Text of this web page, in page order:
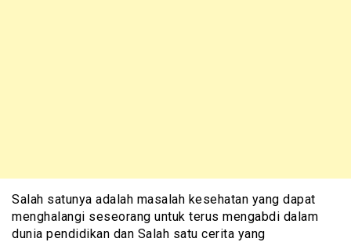
Salah satunya adalah masalah kesehatan yang dapat
menghalangi seseorang untuk terus mengabdi dalam
dunia pendidikan dan Salah satu cerita yang